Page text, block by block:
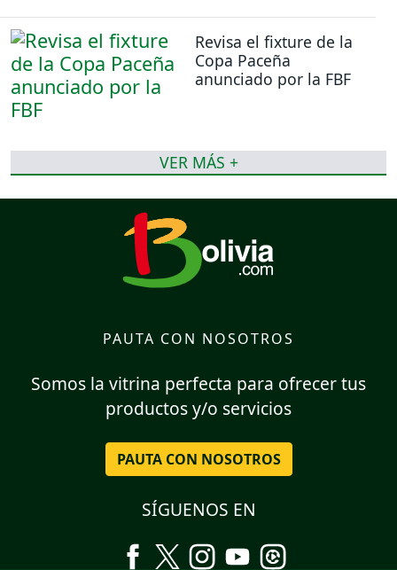
Revisa el fixture de la
Copa Paceña
anunciado por la FBF
VER MÁS +
PAUTA CON NOSOTROS
Somos la vitrina perfecta para ofrecer tus
productos y/o servicios
PAUTA CON NOSOTROS
SÍGUENOS EN